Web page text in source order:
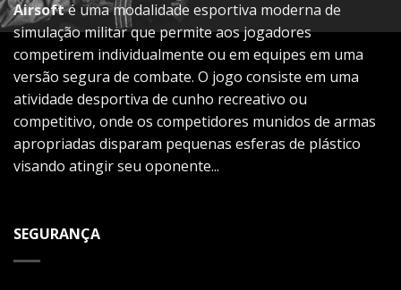
Airsofté uma modalidade esportiva moderna de
simulação militar que permite aos jogadores
competirem individualmente ou em equipes em uma
versão segura de combate. O jogo consiste em uma
atividade desportiva de cunho recreativo ou
competitivo, onde os competidores munidos de armas
apropriadas disparam pequenas esferas de plástico
visando atingir seu oponente...
SEGURANÇA